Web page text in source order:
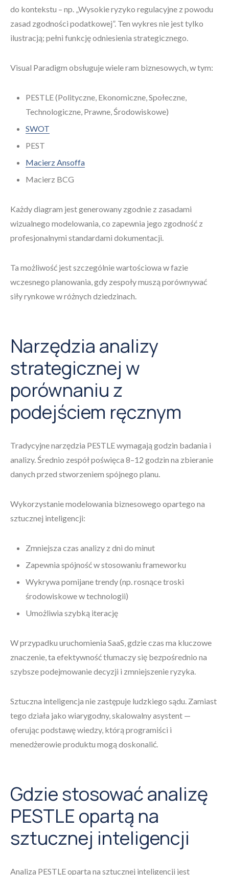
do kontekstu – np. „Wysokie ryzyko regulacyjne z powodu
zasad zgodności podatkowej”. Ten wykres nie jest tylko
ilustracją; pełni funkcję odniesienia strategicznego.
Visual Paradigm obsługuje wiele ram biznesowych, w tym:
PESTLE (Polityczne, Ekonomiczne, Społeczne,
Technologiczne, Prawne, Środowiskowe)
SWOT
PEST
Macierz Ansoffa
Macierz BCG
Każdy diagram jest generowany zgodnie z zasadami
wizualnego modelowania, co zapewnia jego zgodność z
profesjonalnymi standardami dokumentacji.
Ta możliwość jest szczególnie wartościowa w fazie
wczesnego planowania, gdy zespoły muszą porównywać
siły rynkowe w różnych dziedzinach.
Narzędzia analizy
strategicznej w
porównaniu z
podejściem ręcznym
Tradycyjne narzędzia PESTLE wymagają godzin badania i
analizy. Średnio zespół poświęca 8–12 godzin na zbieranie
danych przed stworzeniem spójnego planu.
Wykorzystanie modelowania biznesowego opartego na
sztucznej inteligencji:
Zmniejsza czas analizy z dni do minut
Zapewnia spójność w stosowaniu frameworku
Wykrywa pomijane trendy (np. rosnące troski
środowiskowe w technologii)
Umożliwia szybką iterację
W przypadku uruchomienia SaaS, gdzie czas ma kluczowe
znaczenie, ta efektywność tłumaczy się bezpośrednio na
szybsze podejmowanie decyzji i zmniejszenie ryzyka.
Sztuczna inteligencja nie zastępuje ludzkiego sądu. Zamiast
tego działa jako wiarygodny, skalowalny asystent —
oferując podstawę wiedzy, którą programiści i
menedżerowie produktu mogą doskonalić.
Gdzie stosować analizę
PESTLE opartą na
sztucznej inteligencji
Analiza PESTLE oparta na sztucznej inteligencji jest